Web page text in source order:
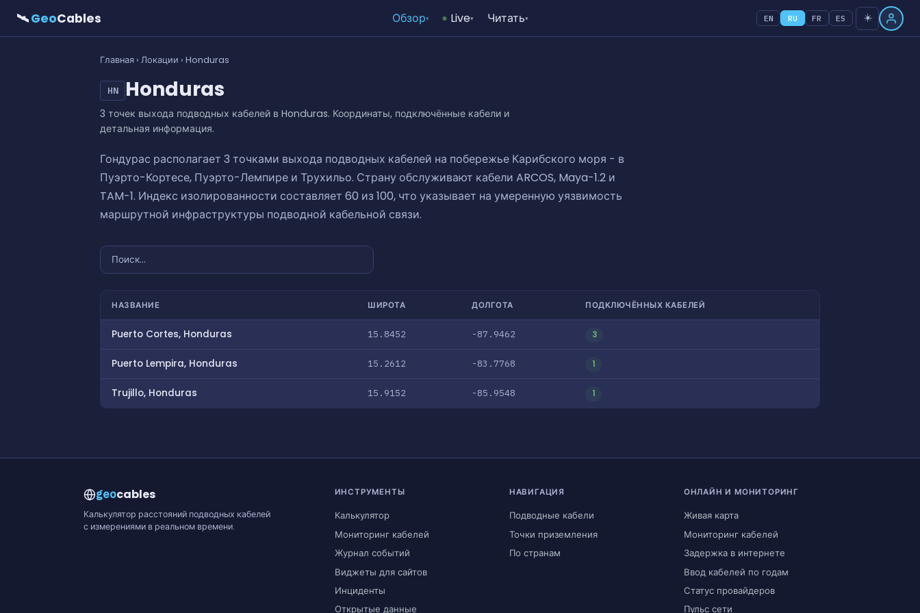
🛰GeoCables Обзор▾ Live▾ Читать▾ EN RU FR ES ☀️
Главная › Локации › Honduras
HN Honduras
3 точек выхода подводных кабелей в Honduras. Координаты, подключённые кабели и
детальная информация.
Гондурас располагает 3 точками выхода подводных кабелей на побережье Карибского моря - в
Пуэрто-Кортесе, Пуэрто-Лемпире и Трухильо. Страну обслуживают кабели ARCOS, Maya-1.2 и
TAM-1. Индекс изолированности составляет 60 из 100, что указывает на умеренную уязвимость
маршрутной инфраструктуры подводной кабельной связи.
НАЗВАНИЕ ШИРОТА ДОЛГОТА ПОДКЛЮЧЁННЫХ КАБЕЛЕЙ
Puerto Cortes, Honduras 15.8452 -87.9462 3
Puerto Lempira, Honduras 15.2612 -83.7768 1
Trujillo, Honduras 15.9152 -85.9548 1
geocables
Калькулятор расстояний подводных кабелей
с измерениями в реальном времени.
ИНСТРУМЕНТЫ
Калькулятор
Мониторинг кабелей
Журнал событий
Виджеты для сайтов
Инциденты
Открытые данные
НАВИГАЦИЯ
Подводные кабели
Точки приземления
По странам
ОНЛАЙН И МОНИТОРИНГ
Живая карта
Мониторинг кабелей
Задержка в интернете
Ввод кабелей по годам
Статус провайдеров
Пульс сети